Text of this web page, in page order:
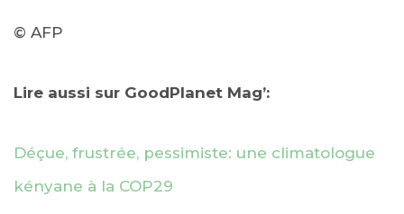
© AFP
Lire aussi sur GoodPlanet Mag’:
Déçue, frustrée, pessimiste: une climatologue
kényane à la COP29